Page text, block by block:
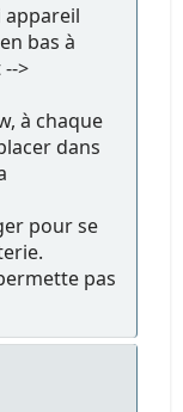
appareil
bas à
>
à chaque
dans
pour se
pas